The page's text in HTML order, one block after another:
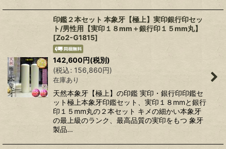
印鑑２本セット 本象牙【極上】実印銀行印セッ
ト/男性用【実印１８mm＋銀行印１５mm丸】
[Zo2-G1815]
142,600円(税別)
(税込: 156,860円)
在庫あり
天然本象牙【極上】の印鑑 実印・銀行印印鑑セ
ット極上本象牙印鑑セット、実印１８mmと銀行
印１５mm丸の２本セット キメの細かい本象牙
の最上級のランク、最高品質の実印をもつ 象牙
製品…